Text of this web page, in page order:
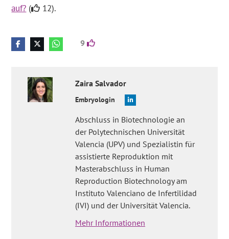
auf? ( 12).
9
Zaira Salvador
Embryologin
Abschluss in Biotechnologie an
der Polytechnischen Universität
Valencia (UPV) und Spezialistin für
assistierte Reproduktion mit
Masterabschluss in Human
Reproduction Biotechnology am
Instituto Valenciano de Infertilidad
(IVI) und der Universität Valencia.
Mehr Informationen